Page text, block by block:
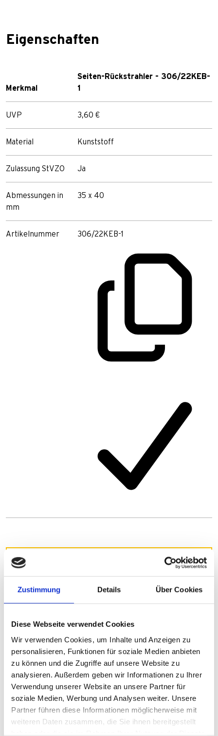
Zustimmung Details Über Cookies
Diese Webseite verwendet Cookies
Wir verwenden Cookies, um Inhalte und Anzeigen zu
personalisieren, Funktionen für soziale Medien anbieten
zu können und die Zugriffe auf unsere Website zu
analysieren. Außerdem geben wir Informationen zu Ihrer
Verwendung unserer Website an unsere Partner für
soziale Medien, Werbung und Analysen weiter. Unsere
Partner führen diese Informationen möglicherweise mit
weiteren Daten zusammen, die Sie ihnen bereitgestellt
haben oder die sie im Rahmen Ihrer Nutzung der Dienste
Eigenschaften
Merkmal
Seiten-Rückstrahler - 306/22KEB-
1
UVP 3,60 €
Material Kunststoff
Zulassung StVZO Ja
Abmessungen in
mm
35 x 40
Artikelnummer 306/22KEB-1
Brauchst du ein
Ersatzteil?